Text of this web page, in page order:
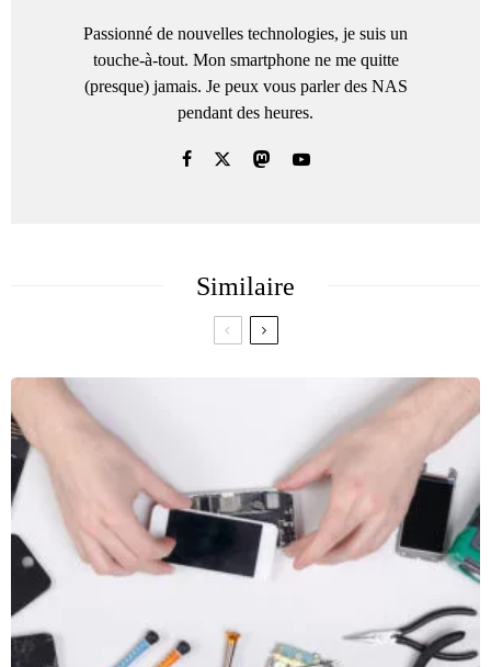
Passionné de nouvelles technologies, je suis un
touche-à-tout. Mon smartphone ne me quitte
(presque) jamais. Je peux vous parler des NAS
pendant des heures.
Similaire